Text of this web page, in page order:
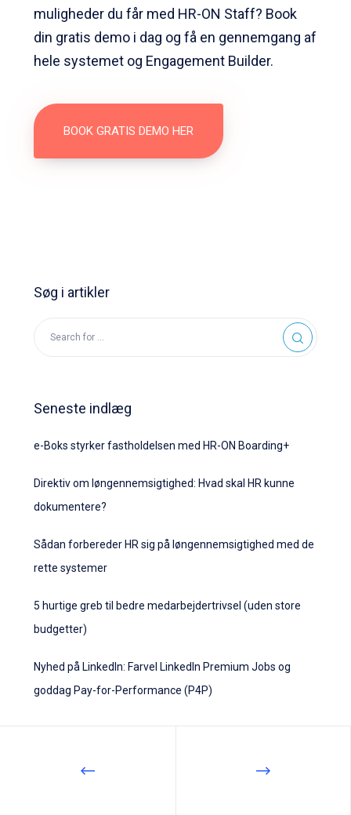
muligheder du får med HR-ON Staff? Book
din gratis demo i dag og få en gennemgang af
hele systemet og Engagement Builder.
BOOK GRATIS DEMO HER
Søg i artikler
Seneste indlæg
e-Boks styrker fastholdelsen med HR-ON Boarding+
Direktiv om løngennemsigtighed: Hvad skal HR kunne
dokumentere?
Sådan forbereder HR sig på løngennemsigtighed med de
rette systemer
5 hurtige greb til bedre medarbejdertrivsel (uden store
budgetter)
Nyhed på LinkedIn: Farvel LinkedIn Premium Jobs og
goddag Pay-for-Performance (P4P)